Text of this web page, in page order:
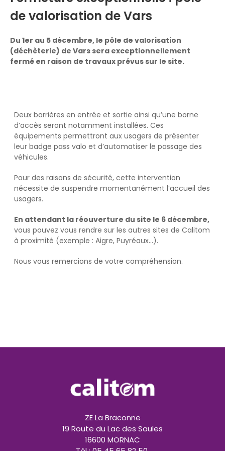
de valorisation de Vars
Du 1er au 5 décembre, le pôle de valorisation
(déchèterie) de Vars sera exceptionnellement
fermé en raison de travaux prévus sur le site.
Deux barrières en entrée et sortie ainsi qu’une borne
d’accès seront notamment installées. Ces
équipements permettront aux usagers de présenter
leur badge pass valo et d’automatiser le passage des
véhicules.
Pour des raisons de sécurité, cette intervention
nécessite de suspendre momentanément l’accueil des
usagers.
En attendant la réouverture du site le 6 décembre,
vous pouvez vous rendre sur les autres sites de Calitom
à proximité (exemple : Aigre, Puyréaux...).
Nous vous remercions de votre compréhension.
ZE La Braconne
19 Route du Lac des Saules
16600 MORNAC